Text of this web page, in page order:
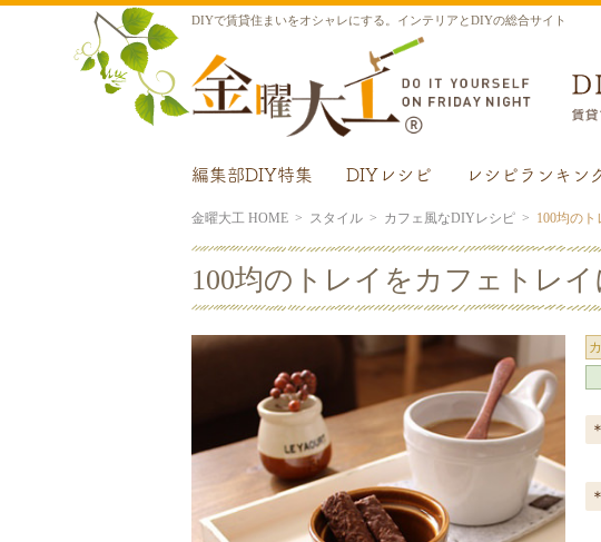
DIYで賃貸住まいをオシャレにする。インテリアとDIYの総合サイト
編集部DIY特集 DIYレシピ レシピランキン
金曜大工 HOME スタイル カフェ風なDIYレシピ 100均の
100均のトレイをカフェトレ